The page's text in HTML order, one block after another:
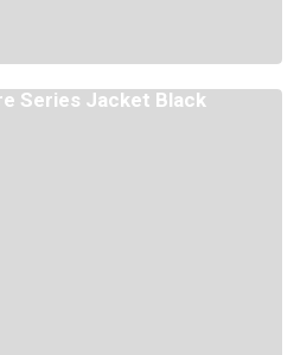
Series Jacket Black